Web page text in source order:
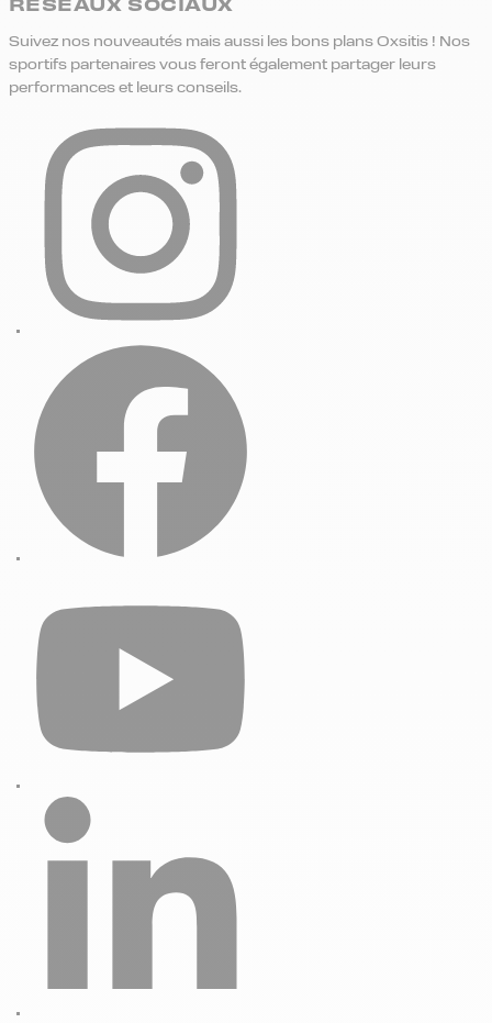
Suivez nos nouveautés mais aussi les bons plans Oxsitis ! Nos
sportifs partenaires vous feront également partager leurs
performances et leurs conseils.